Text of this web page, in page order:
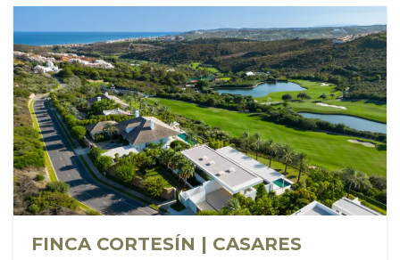
FINCA CORTESÍN | CASARES